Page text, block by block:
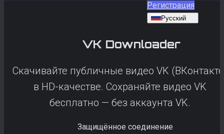
Регистрация
Русский
VK Downloader
Скачивайте публичные видео VK
в HD-качестве. Сохраняйте видео VK
бесплатно — без аккаунта VK.
Защищённое соединение